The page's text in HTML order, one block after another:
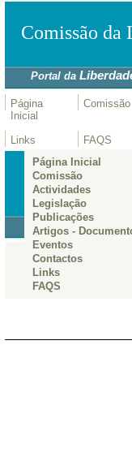
Comissão da
Portal da
Página
Inicial
Comissão
Links
FAQS
Página Inicial
Comissão
Actividades
Legislação
Publicações
Artigos -
Eventos
Contactos
Links
FAQS